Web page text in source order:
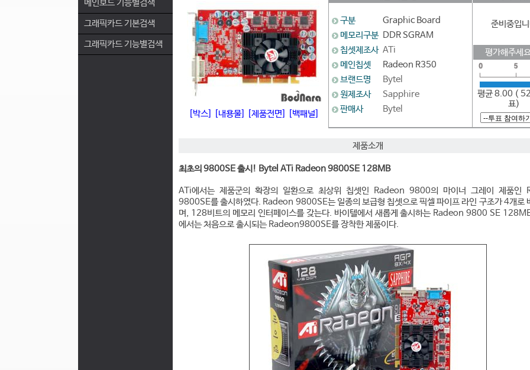
메인보드 기능별검색
그래픽카드 기본검색
그래픽카드 기능별검색
[박스] [내용물] [제품전면] [백패널]
구분
Graphic Board
메모리구분 DDR SGRAM
칩셋제조사 ATi
메인칩셋
Radeon R350
브랜드명
Bytel
원제조사
Sapphire
판매사
Bytel
준비중입
평가해주세
평균 8.00 (
표)
제품소개
최초의 9800SE 출시! Bytel ATi Radeon 9800SE 128MB
ATi에서는 제품군의 확장의 일환으로 최상위 칩셋인 Radeon 9800의 마이너 그레이 제품인
9800SE를 출시하였다. Radeon 9800SE는 일종의 보급형 칩셋으로 픽셀 파이프 라인 구조가 4개로
며, 128비트의 메모리 인터페이스를 갖는다. 바이텔에서 새롭게 출시하는 Radeon 9800 SE
에서는 처음으로 출시되는 Radeon9800SE를 장착한 제품이다.